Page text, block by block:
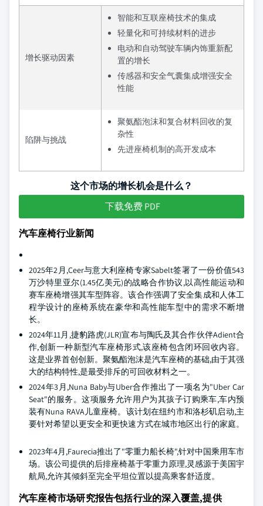
增长驱动因素
智能和互联座椅技术的集成
轻量化和可持续材料的进步
电动和自动驾驶车辆内饰重新配
置的增长
传感器和安全气囊集成增强安全
性能
陷阱与挑战
聚氨酯泡沫和复合材料回收的复
杂性
先进座椅机制的高开发成本
这个市场的增长机会是什么？
下载免费 PDF
汽车座椅行业新闻
2025年2月,Ceer与意大利座椅专家Sabelt签署了一份价值543
万沙特里亚尔(1.45亿美元)的战略合作协议,以高性能运动和
赛车座椅增强其车型阵容。该合作强调了安全集成和人体工
程学设计的座椅系统在豪华和高性能车型中的需求不断增
长。
2024年11月,捷豹路虎(JLR)宣布与陶氏及其合作伙伴Adient合
作,创新一种新型汽车座椅形式,该座椅包含闭环回收内容。
这是业界首创创新。聚氨酯泡沫是汽车座椅的基础,由于其强
大的结构特性,是最受排斥的可回收材料之一。
2024年3月,Nuna Baby与Uber合作推出了一项名为"Uber Car
Seat"的服务。这项服务允许用户为其孩子订购乘车,车内预
装有Nuna RAVA儿童座椅。该计划在纽约市和洛杉矶启动,主
要针对希望以更安全和更快速方式在城市地区出行的家庭。
2023年4月,Faurecia推出了"零重力船长椅",针对中国乘用车市
场。该公司提供的后排座椅基于零重力原理,灵感源于美国宇
航局,允许其倾斜至完全平坦位置以提高乘客舒适度。
汽车座椅市场研究报告包括行业的深入覆盖,提供